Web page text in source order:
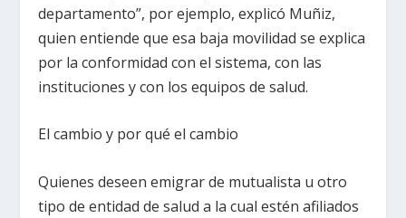
departamento”, por ejemplo, explicó Muñiz,
quien entiende que esa baja movilidad se explica
por la conformidad con el sistema, con las
instituciones y con los equipos de salud.
El cambio y por qué el cambio
Quienes deseen emigrar de mutualista u otro
tipo de entidad de salud a la cual estén afiliados